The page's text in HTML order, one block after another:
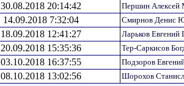
30.08.2018 20:14:42 Першин Алексей
14.09.2018 7:32:04 Смирнов Денис
18.09.2018 12:41:27 Ларьков Евгений
20.09.2018 15:35:36 Тер-Саркисов
03.10.2018 16:37:55 Подзоров
08.10.2018 13:02:56 Шорохов